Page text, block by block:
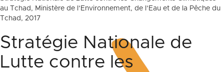
au Tchad, Ministère de l’Environnement, de l’Eau et de la Pêche du
Tchad, 2017
Stratégie Nationale de
Lutte contre les